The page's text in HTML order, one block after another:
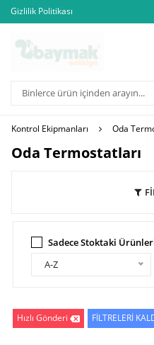
Gizlilik Politikası
Kontrol Ekipmanları Oda
Oda Termostatları
Sadece Stoktaki
A-Z
Hızlı Gönderi FİLTRELERİ